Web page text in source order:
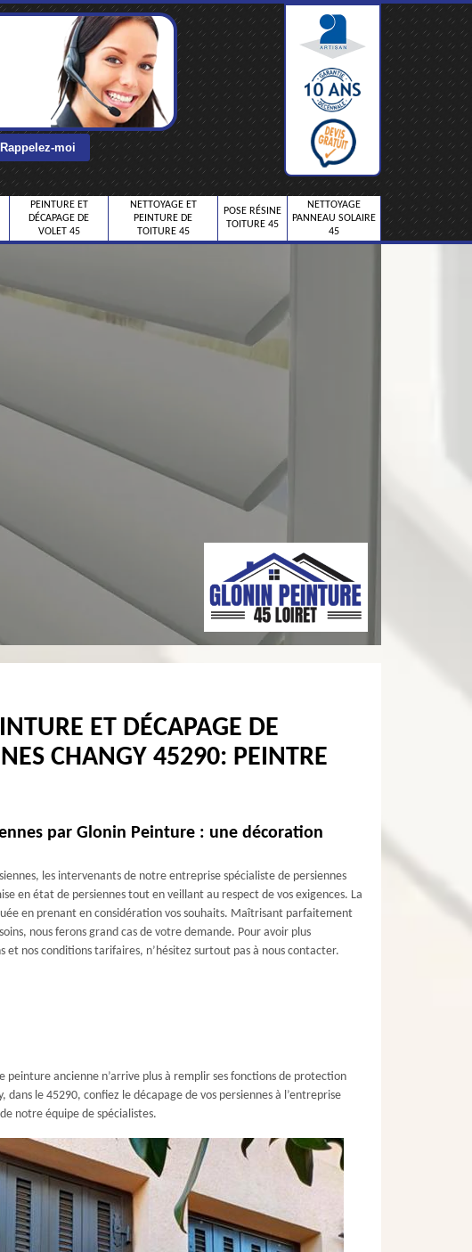
PEINTURE ET
DÉCAPAGE DE
VOLET 45
NETTOYAGE ET
PEINTURE DE
TOITURE 45
POSE RÉSINE
TOITURE 45
NETTOYAGE
PANNEAU SOLAIRE
45
ET DÉCAPAGE DE
CHANGY 45290: PEINTRE
par Glonin Peinture : une décoration
les intervenants de notre entreprise spécialiste de persiennes
en état de persiennes tout en veillant au respect de vos exigences. La
en prenant en considération vos souhaits. Maîtrisant parfaitement
nous ferons grand cas de votre demande. Pour avoir plus
et nos conditions tarifaires, n’hésitez surtout pas à nous contacter.
peinture ancienne n’arrive plus à remplir ses fonctions de protection
le 45290, confiez le décapage de vos persiennes à l’entreprise
notre équipe de spécialistes.